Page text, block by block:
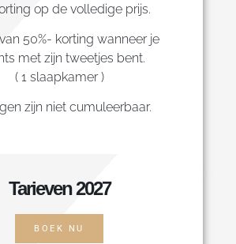
op de volledige prijs.
50%- korting wanneer je
met zijn tweetjes bent.
( 1 slaapkamer )
zijn niet cumuleerbaar.
Tarieven 2027
BOEK NU